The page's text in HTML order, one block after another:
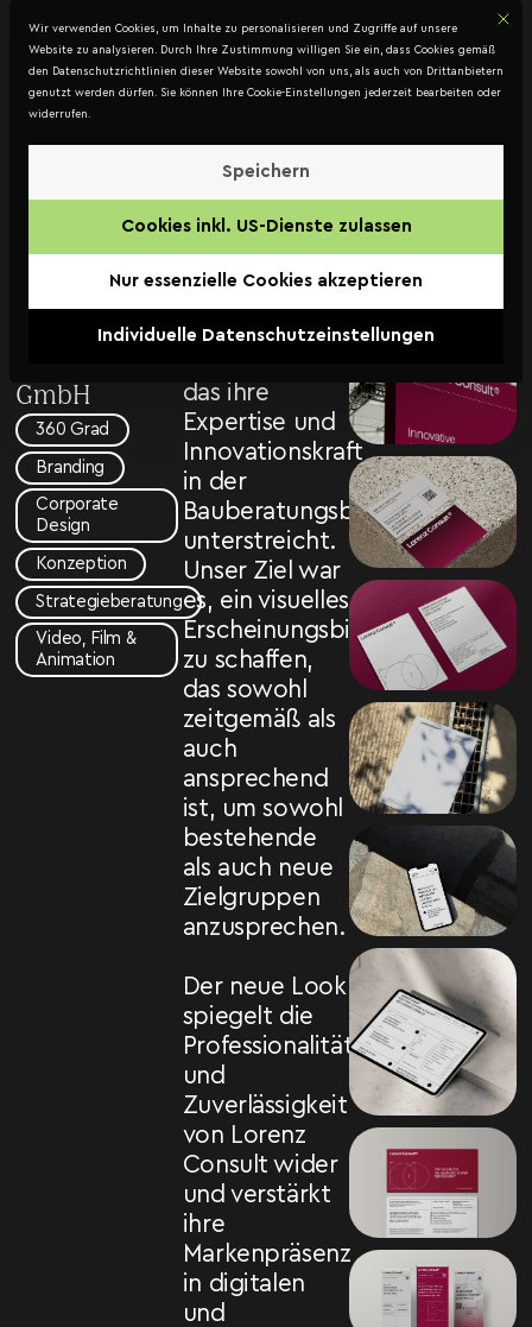
Kontakt
Lorenz
Branding
Consult
GmbH
360 Grad
Branding
Corporate
Design
Konzeption
Strategieberatung
Video, Film &
Animation
Für Lorenz
wir ein frisches
Corporate
Design
das ihre
Expertise und
Innovationskraft
in der
Bauberatungsbranche
unterstreicht.
Unser Ziel war
es, ein visuelles
Erscheinungsbild
zu schaffen,
das sowohl
zeitgemäß als
auch
ansprechend
ist, um sowohl
bestehende
als auch neue
Zielgruppen
anzusprechen.
Der neue Look
spiegelt die
Professionalität
und
Zuverlässigkeit
von Lorenz
Consult wider
und verstärkt
ihre
Markenpräsenz
in digitalen
und
Mit
DATENSCHUTZ
Wir verwenden Cookies, um Inhalte zu personalisieren und Zugriffe auf unsere
Website zu analysieren. Durch Ihre Zustimmung willigen Sie ein, dass Cookies gemäß
den Datenschutzrichtlinien dieser Website sowohl von uns, als auch von Drittanbietern
genutzt werden dürfen. Sie können Ihre Cookie-Einstellungen jederzeit bearbeiten oder
widerrufen.
Speichern
Cookies inkl. US-Dienste zulassen
Nur essenzielle Cookies akzeptieren
Individuelle Datenschutzeinstellungen